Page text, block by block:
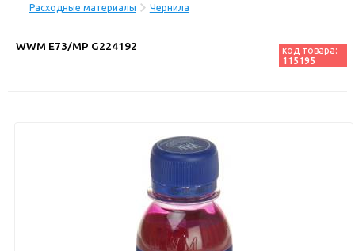
Расходные материалы
Чернила
WWM E73/MP G224192
код товара:
115195